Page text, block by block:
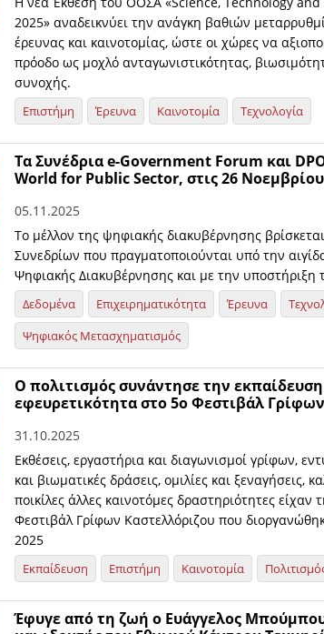
2025» αναδεικνύει την ανάγκη βαθιών
έρευνας και καινοτομίας, ώστε οι χώρες να
πρόοδο ως μοχλό ανταγωνιστικότητας,
συνοχής.
Επιστήμη Έρευνα Καινοτομία Τεχνολογία
Τα Συνέδρια e-Government Forum και
World for Public Sector, στις 26
05.11.2025
Το μέλλον της ψηφιακής διακυβέρνησης
Συνεδρίων που πραγματοποιούνται υπό την
Ψηφιακής Διακυβέρνησης και με την υποστήριξη
Δεδομένα Επιχειρηματικότητα Έρευνα
Ψηφιακός Μετασχηματισμός
O πολιτισμός συνάντησε την
εφευρετικότητα στο 5ο Φεστιβάλ
31.10.2025
Εκθέσεις, εργαστήρια και διαγωνισμοί γρίφων,
και βιωματικές δράσεις, ομιλίες και ξεναγήσεις,
ποικίλες άλλες καινοτόμες δραστηριότητες είχαν
Φεστιβάλ Γρίφων Καστελλόριζου που
2025
Εκπαίδευση Επιστήμη Καινοτομία
Έφυγε από τη ζωή ο Ευάγγελος